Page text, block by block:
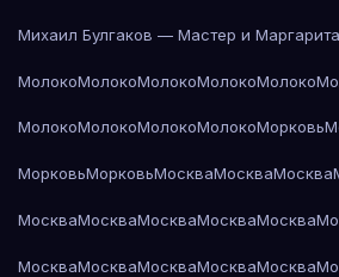
Михаил Булгаков — Мастер и Маргарита
МолокоМолокоМолокоМолокоМолоко
МолокоМолокоМолокоМолокоМорковь
МорковьМорковьМоскваМоскваМосква
МоскваМоскваМоскваМоскваМосква
МоскваМоскваМоскваМоскваМосква